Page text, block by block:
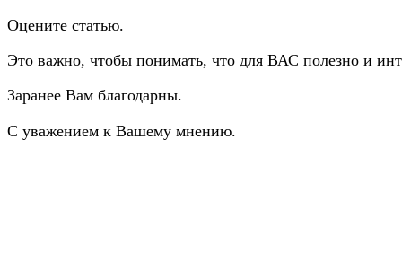
Оцените статью.
Это важно, чтобы понимать, что для ВАС полезно и
Заранее Вам благодарны.
С уважением к Вашему мнению.